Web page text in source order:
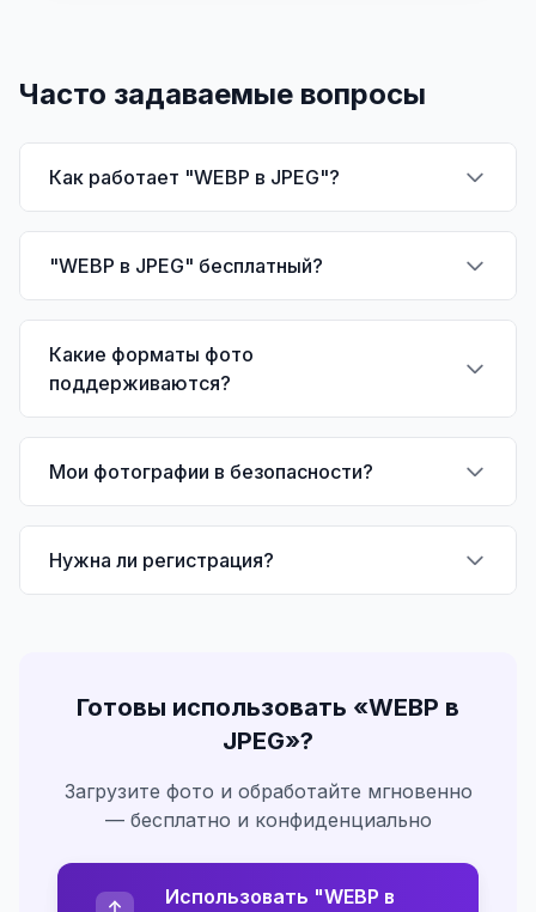
Часто задаваемые вопросы
Как работает "WEBP в JPEG"?
"WEBP в JPEG" бесплатный?
Какие форматы фото
поддерживаются?
Мои фотографии в безопасности?
Нужна ли регистрация?
Готовы использовать «WEBP в
JPEG»?
Загрузите фото и обработайте мгновенно
— бесплатно и конфиденциально
Использовать "WEBP в